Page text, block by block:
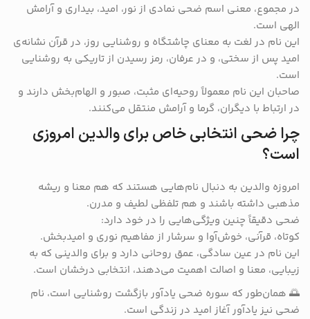
در مجموع، معنی اسم ضحی نمادی از نور، امید، بیداری و آرامش
الهی است.
این نام در لغت به معنای چاشتگاه و روشنایی روز، در قرآن نشانه‌ی
امید پس از سختی، و در عرفان، رمز رسیدن از تاریکی به روشنایی
است.
صاحبان این نام معمولاً روحیه‌ای مثبت، صبور و الهام‌بخش دارند و
در ارتباط با دیگران، گرما و آرامش منتقل می‌کنند.
چرا ضحی انتخابی خاص برای والدین امروزی
است؟
امروزه والدین به دنبال نام‌هایی هستند که هم معنا و ریشه
مذهبی داشته باشند و هم تلفظی لطیف و مدرن.
ضحی دقیقاً چنین ویژگی‌هایی را در خود دارد:
کوتاه، قرآنی، خوش‌آوا و سرشار از مفاهیم نوری و امیدبخش.
این نام در عین سادگی، عمق روحانی دارد و برای والدینی که به
زیبایی، معنا و اصالت اهمیت می‌دهند، انتخابی درخشان است.
🌅 همان‌طور که سوره ضحی یادآور بازگشت روشنایی است، نام
ضحی نیز یادآور آغاز امید در زندگی است.